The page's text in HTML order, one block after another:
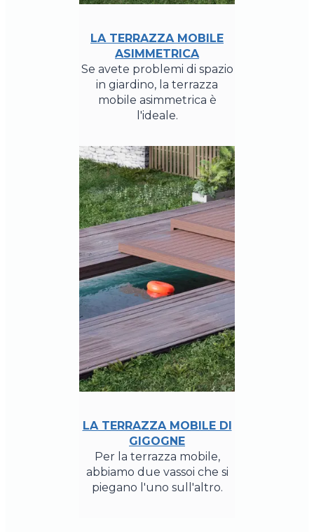
LA TERRAZZA MOBILE
ASIMMETRICA
Se avete problemi di spazio
in giardino, la terrazza
mobile asimmetrica è
l'ideale.
LA TERRAZZA MOBILE DI
GIGOGNE
Per la terrazza mobile,
abbiamo due vassoi che si
piegano l'uno sull'altro.